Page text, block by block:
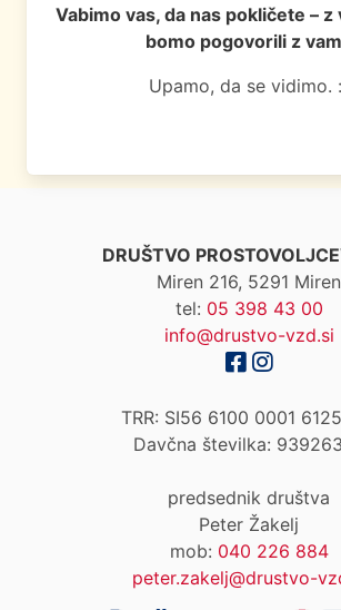
Vabimo vas, da nas pokličete – z
bomo pogovorili z
Upamo, da se vidimo.
DRUŠTVO
Miren 216, 5291 Miren
tel: 05 398 43 00
info@drustvo-vzd.si
TRR: SI56 6100 0001
Davčna številka:
predsednik društva
Peter Žakelj
mob: 040 226 884
peter.zakelj@drustvo-